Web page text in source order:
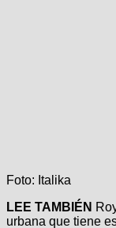
Foto: Italika
LEE TAMBIÉN
urbana que tiene